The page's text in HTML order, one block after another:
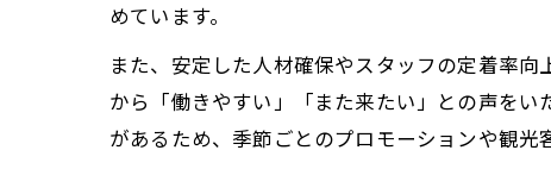
めています。
また、安定した人材確保やスタッフの定着率
から「働きやすい」「また来たい」との声を
があるため、季節ごとのプロモーションや観光